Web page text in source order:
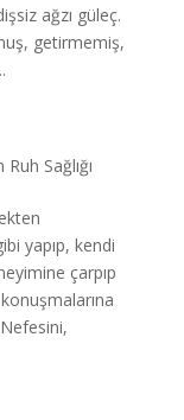
ağzı güleç.
getirmemiş,
Sağlığı
yapıp, kendi
çarpıp